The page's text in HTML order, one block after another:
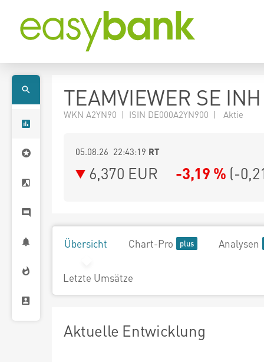
TEAMVIEWER SE
WKN A2YN90 | ISIN DE000A2YN900 | Aktie
05.08.26 22:43:19 RT
6,370 EUR -3,19 % (-
Übersicht Chart-Pro Analysen
Letzte Umsätze
Aktuelle Entwicklung